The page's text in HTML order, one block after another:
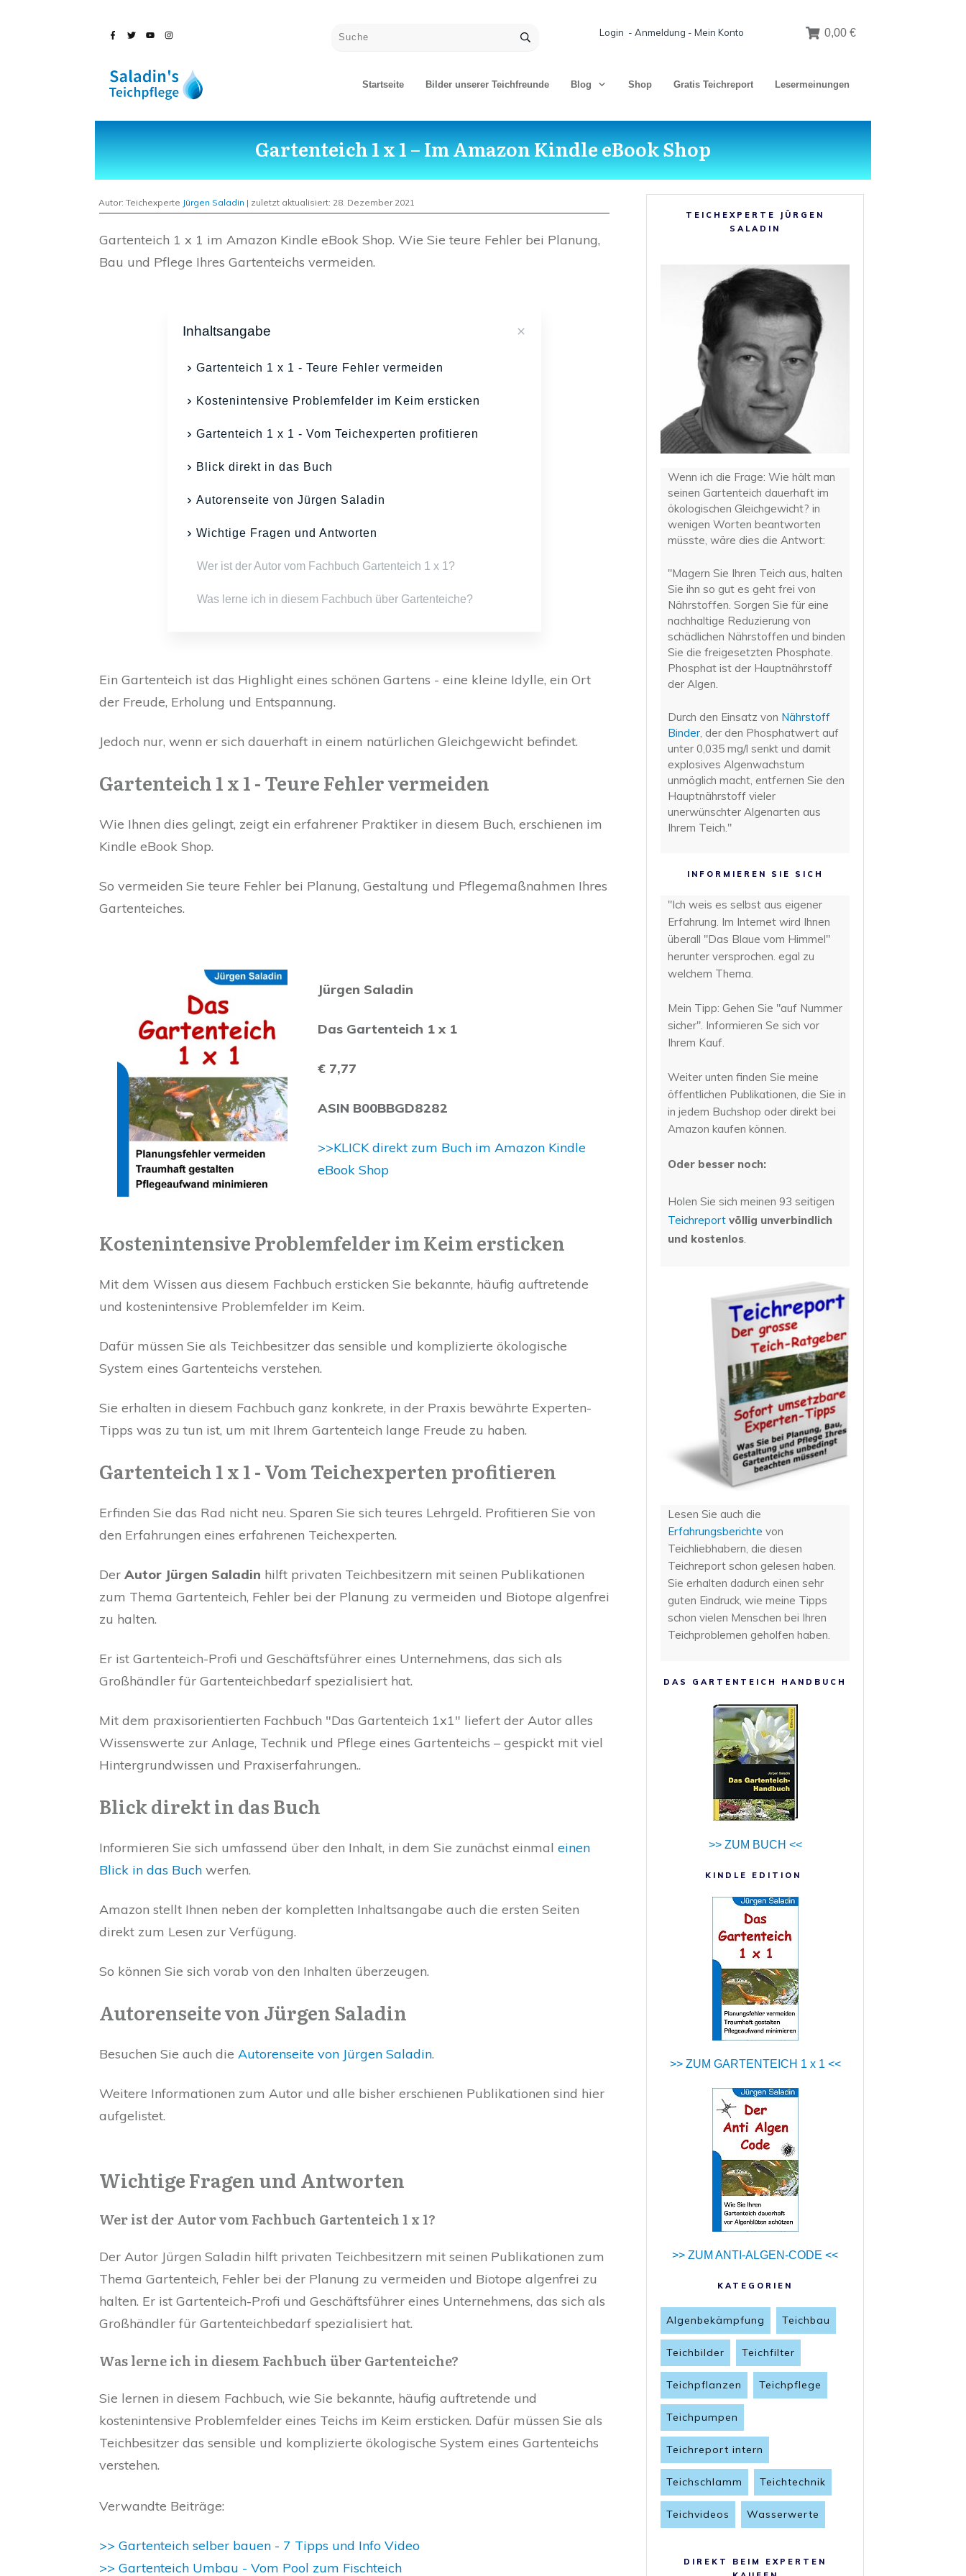
Login - Anmeldung - Mein Konto 0,00 €
Startseite Bilder unserer Teichfreunde Blog Shop Gratis Teichreport Lesermeinungen
Gartenteich 1 x 1 – Im Amazon Kindle eBook Shop
Autor: Teichexperte Jürgen Saladin | zuletzt aktualisiert: 28. Dezember 2021
Gartenteich 1 x 1 im Amazon Kindle eBook Shop. Wie Sie teure Fehler bei Planung,
Bau und Pflege Ihres Gartenteichs vermeiden.
Inhaltsangabe
Gartenteich 1 x 1 - Teure Fehler vermeiden
Kostenintensive Problemfelder im Keim ersticken
Gartenteich 1 x 1 - Vom Teichexperten profitieren
Blick direkt in das Buch
Autorenseite von Jürgen Saladin
Wichtige Fragen und Antworten
Wer ist der Autor vom Fachbuch Gartenteich 1 x 1?
Was lerne ich in diesem Fachbuch über Gartenteiche?
Ein Gartenteich ist das Highlight eines schönen Gartens - eine kleine Idylle, ein Ort
der Freude, Erholung und Entspannung.
Jedoch nur, wenn er sich dauerhaft in einem natürlichen Gleichgewicht befindet.
Gartenteich 1 x 1 - Teure Fehler vermeiden
Wie Ihnen dies gelingt, zeigt ein erfahrener Praktiker in diesem Buch, erschienen im
Kindle eBook Shop.
So vermeiden Sie teure Fehler bei Planung, Gestaltung und Pflegemaßnahmen Ihres
Gartenteiches.
Jürgen Saladin
Das Gartenteich 1 x 1
€ 7,77
ASIN B00BBGD8282
>>KLICK direkt zum Buch im Amazon Kindle
eBook Shop
Kostenintensive Problemfelder im Keim ersticken
Mit dem Wissen aus diesem Fachbuch ersticken Sie bekannte, häufig auftretende
und kostenintensive Problemfelder im Keim.
Dafür müssen Sie als Teichbesitzer das sensible und komplizierte ökologische
System eines Gartenteichs verstehen.
Sie erhalten in diesem Fachbuch ganz konkrete, in der Praxis bewährte Experten-
Tipps was zu tun ist, um mit Ihrem Gartenteich lange Freude zu haben.
Gartenteich 1 x 1 - Vom Teichexperten profitieren
Erfinden Sie das Rad nicht neu. Sparen Sie sich teures Lehrgeld. Profitieren Sie von
den Erfahrungen eines erfahrenen Teichexperten.
Der Autor Jürgen Saladin hilft privaten Teichbesitzern mit seinen Publikationen
zum Thema Gartenteich, Fehler bei der Planung zu vermeiden und Biotope algenfrei
zu halten.
Er ist Gartenteich-Profi und Geschäftsführer eines Unternehmens, das sich als
Großhändler für Gartenteichbedarf spezialisiert hat.
Mit dem praxisorientierten Fachbuch "Das Gartenteich 1x1" liefert der Autor alles
Wissenswerte zur Anlage, Technik und Pflege eines Gartenteichs – gespickt mit viel
Hintergrundwissen und Praxiserfahrungen..
Blick direkt in das Buch
Informieren Sie sich umfassend über den Inhalt, in dem Sie zunächst einmal einen
Blick in das Buch werfen.
Amazon stellt Ihnen neben der kompletten Inhaltsangabe auch die ersten Seiten
direkt zum Lesen zur Verfügung.
So können Sie sich vorab von den Inhalten überzeugen.
Autorenseite von Jürgen Saladin
Besuchen Sie auch die Autorenseite von Jürgen Saladin.
Weitere Informationen zum Autor und alle bisher erschienen Publikationen sind hier
aufgelistet.
Wichtige Fragen und Antworten
Wer ist der Autor vom Fachbuch Gartenteich 1 x 1?
Der Autor Jürgen Saladin hilft privaten Teichbesitzern mit seinen Publikationen zum
Thema Gartenteich, Fehler bei der Planung zu vermeiden und Biotope algenfrei zu
halten. Er ist Gartenteich-Profi und Geschäftsführer eines Unternehmens, das sich als
Großhändler für Gartenteichbedarf spezialisiert hat.
Was lerne ich in diesem Fachbuch über Gartenteiche?
Sie lernen in diesem Fachbuch, wie Sie bekannte, häufig auftretende und
kostenintensive Problemfelder eines Teichs im Keim ersticken. Dafür müssen Sie als
Teichbesitzer das sensible und komplizierte ökologische System eines Gartenteichs
verstehen.
Verwandte Beiträge:
>> Gartenteich selber bauen - 7 Tipps und Info Video
>> Gartenteich Umbau - Vom Pool zum Fischteich
TEICHEXPERTE JÜRGEN
SALADIN
Wenn ich die Frage: Wie hält man
seinen Gartenteich dauerhaft im
ökologischen Gleichgewicht? in
wenigen Worten beantworten
müsste, wäre dies die Antwort:
"Magern Sie Ihren Teich aus, halten
Sie ihn so gut es geht frei von
Nährstoffen. Sorgen Sie für eine
nachhaltige Reduzierung von
schädlichen Nährstoffen und binden
Sie die freigesetzten Phosphate.
Phosphat ist der Hauptnährstoff
der Algen.
Durch den Einsatz von Nährstoff
Binder, der den Phosphatwert auf
unter 0,035 mg/l senkt und damit
explosives Algenwachstum
unmöglich macht, entfernen Sie den
Hauptnährstoff vieler
unerwünschter Algenarten aus
Ihrem Teich."
INFORMIEREN SIE SICH
"Ich weis es selbst aus eigener
Erfahrung. Im Internet wird Ihnen
überall "Das Blaue vom Himmel"
herunter versprochen. egal zu
welchem Thema.
Mein Tipp: Gehen Sie "auf Nummer
sicher". Informieren Se sich vor
Ihrem Kauf.
Weiter unten finden Sie meine
öffentlichen Publikationen, die Sie in
in jedem Buchshop oder direkt bei
Amazon kaufen können.
Oder besser noch:
Holen Sie sich meinen 93 seitigen
Teichreport völlig unverbindlich
und kostenlos.
Lesen Sie auch die
Erfahrungsberichte von
Teichliebhabern, die diesen
Teichreport schon gelesen haben.
Sie erhalten dadurch einen sehr
guten Eindruck, wie meine Tipps
schon vielen Menschen bei Ihren
Teichproblemen geholfen haben.
DAS GARTENTEICH HANDBUCH
>> ZUM BUCH <<
KINDLE EDITION
>> ZUM GARTENTEICH 1 x 1 <<
>> ZUM ANTI-ALGEN-CODE <<
KATEGORIEN
Algenbekämpfung Teichbau
Teichbilder Teichfilter
Teichpflanzen Teichpflege
Teichpumpen
Teichreport intern
Teichschlamm Teichtechnik
Teichvideos Wasserwerte
DIREKT BEIM EXPERTEN